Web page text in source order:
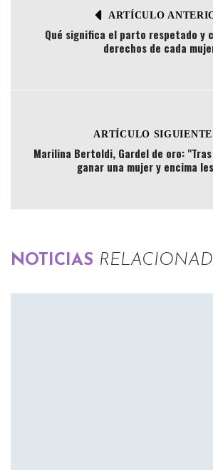
ARTÍCULO
Qué significa el parto respetado y
derechos de cada
ARTÍCULO SIGUIENTE
Marilina Bertoldi, Gardel de oro: "Tras
ganar una mujer y encima
NOTICIAS